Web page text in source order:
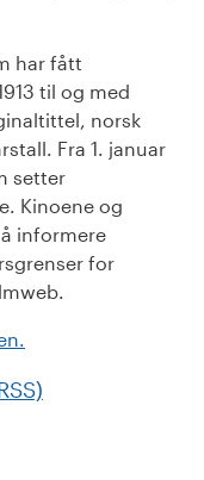
har fått
til og med
norsk
Fra 1. januar
setter
Kinoene og
informere
for